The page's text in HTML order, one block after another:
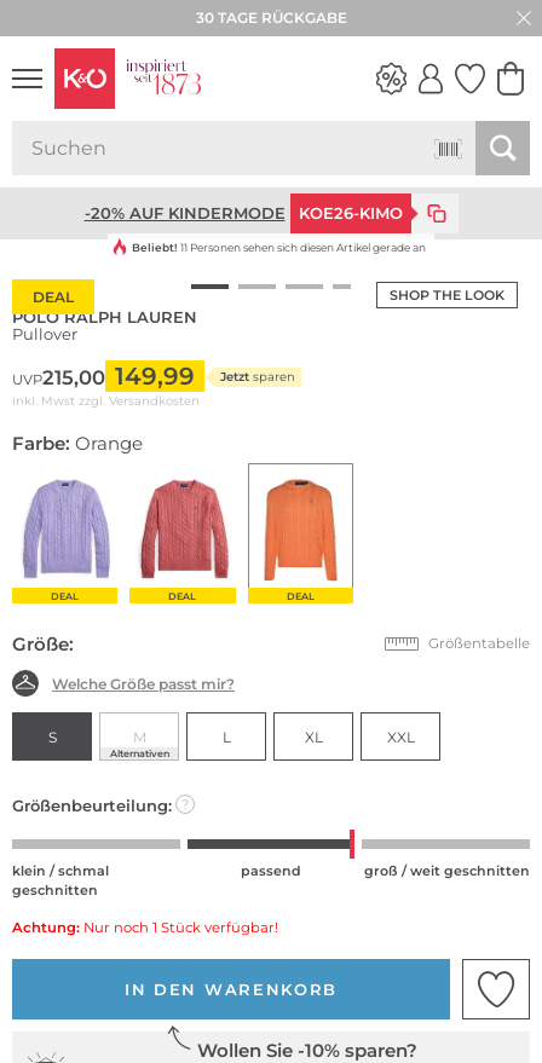
30 TAGE RÜCKGABE
-20% AUF KINDERMODE KOE26-KIMO
SHOP THE LOOK
DEAL
Beliebt! 11 Personen sehen sich diesen Artikel gerade an
POLO RALPH LAUREN
Pullover
UVP215,00 149,99 Jetzt sparen
inkl. Mwst zzgl. Versandkosten
Farbe: Orange
DEAL DEAL DEAL
Größe: Größentabelle
Welche Größe passt mir?
S M
Alternativen
L XL XXL
Größenbeurteilung: ?
klein / schmal
geschnitten
passend groß / weit geschnitten
Achtung: Nur noch 1 Stück verfügbar!
IN DEN WARENKORB
Wollen Sie -10% sparen?